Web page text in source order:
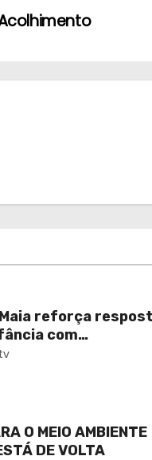
reforça
com
ampliação da
O MEIO AMBIENTE
DE VOLTA